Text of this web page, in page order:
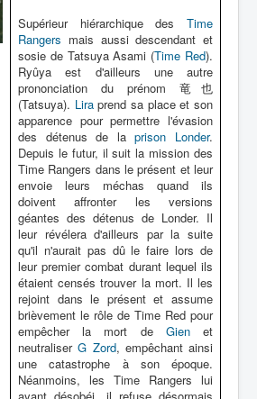
Supérieur hiérarchique des Time
Rangers mais aussi descendant et
sosie de Tatsuya Asami (Time Red).
Ryûya est d'ailleurs une autre
prononciation du prénom 竜也
(Tatsuya). Liraprend sa place et son
apparence pour permettre l'évasion
des détenus de laprison Londer.
Depuis le futur, il suit la mission des
Time Rangers dans le présent et leur
envoie leurs méchas quand ils
doivent affronter les versions
géantes des détenus de Londer. Il
leur révélera d'ailleurs par la suite
qu'il n'aurait pas dû le faire lors de
leur premier combat durant lequel ils
étaient censés trouver la mort. Il les
rejoint dans le présent et assume
brièvement le rôle de Time Red pour
empêcher la mort de Gienet
neutraliserG Zord, empêchant ainsi
une catastrophe à son époque.
Néanmoins, les Time Rangers lui